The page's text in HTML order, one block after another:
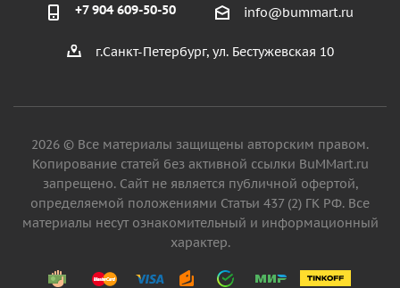
+7 904 609-50-50 info@bummart.ru
г.Санкт-Петербург, ул. Бестужевская 10
2026 © Все материалы защищены авторским правом.
Копирование статей без активной ссылки BuMMart.ru
запрещено. Сайт не является публичной офертой,
определяемой положениями Статьи 437 (2) ГК РФ. Все
материалы несут ознакомительный и информационный
характер.